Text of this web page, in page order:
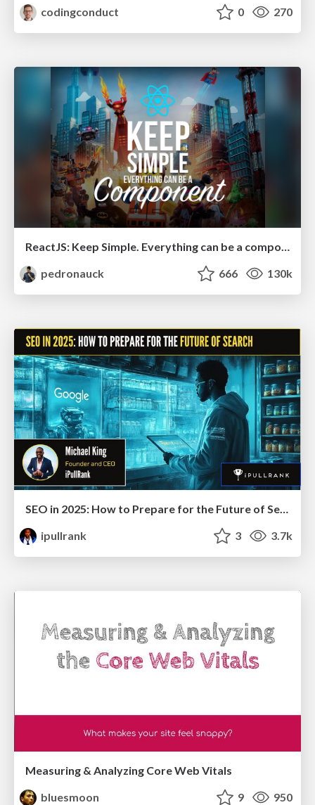
codingconduct
0 270
ReactJS: Keep Simple. Everything can be a component!
pedronauck
666 130k
ipullrank
3 3.7k
Measuring & Analyzing Core Web Vitals
bluesmoon
9 950